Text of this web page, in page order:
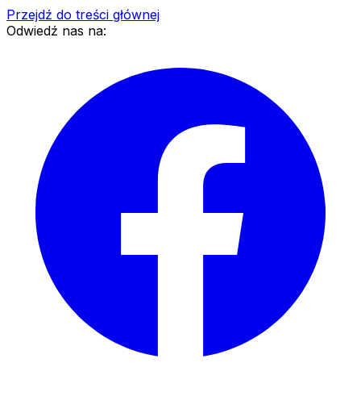
Przejdź do treści głównej
Odwiedź nas na: